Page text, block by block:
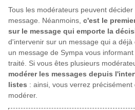
Tous les modérateurs peuvent
message. Néanmoins, c'est le
sur le message qui emporte la
d'intervenir sur un message qui a
un message de Sympa vous
traité. Si vous êtes plusieurs
modérer les messages depuis
listes : ainsi, vous verrez
modérer.